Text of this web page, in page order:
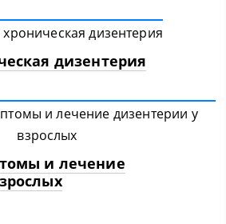
дизентерия
и лечение